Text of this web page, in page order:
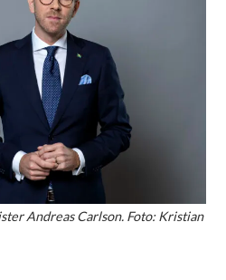
Andreas Carlson. Foto: Kristian